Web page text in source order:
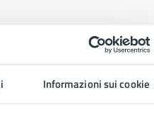
Informazioni sui cookie